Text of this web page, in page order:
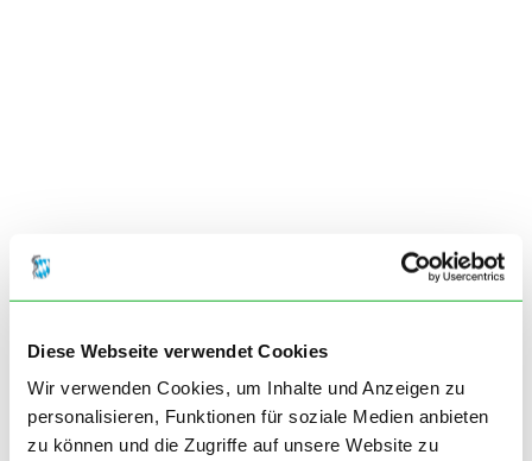
Diese Webseite verwendet Cookies
Wir verwenden Cookies, um Inhalte und Anzeigen zu
personalisieren, Funktionen für soziale Medien anbieten
zu können und die Zugriffe auf unsere Website zu